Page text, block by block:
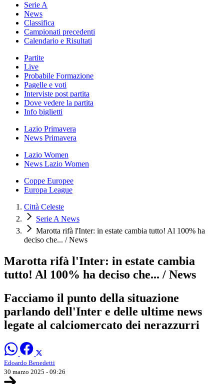
Serie A
News
Classifica
Campionati precedenti
Calendario e Risultati
Partite
Live
Probabile Formazione
Pagelle e voti
Interviste post partita
Dove vedere la partita
Info biglietti
Lazio Primavera
News Primavera
Lazio Women
News Lazio Women
Coppe Europee
Europa League
Città Celeste
Serie A News
Marotta rifà l'Inter: in estate cambia tutto! Al 100% ha
deciso che... / News
Marotta rifà l'Inter: in estate cambia
tutto! Al 100% ha deciso che... / News
Facciamo il punto della situazione
parlando dell'Inter e delle ultime news
legate al calciomercato dei nerazzurri
Edoardo Benedetti
30 marzo 2025 - 09:26